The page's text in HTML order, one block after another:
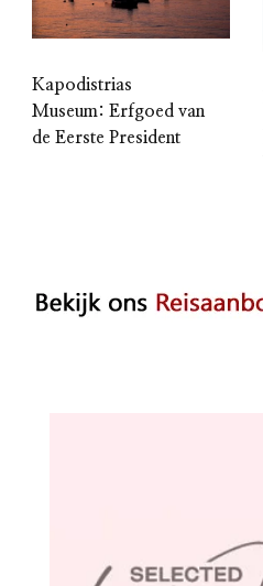
Kapodistrias
Museum: Erfgoed van
de Eerste President